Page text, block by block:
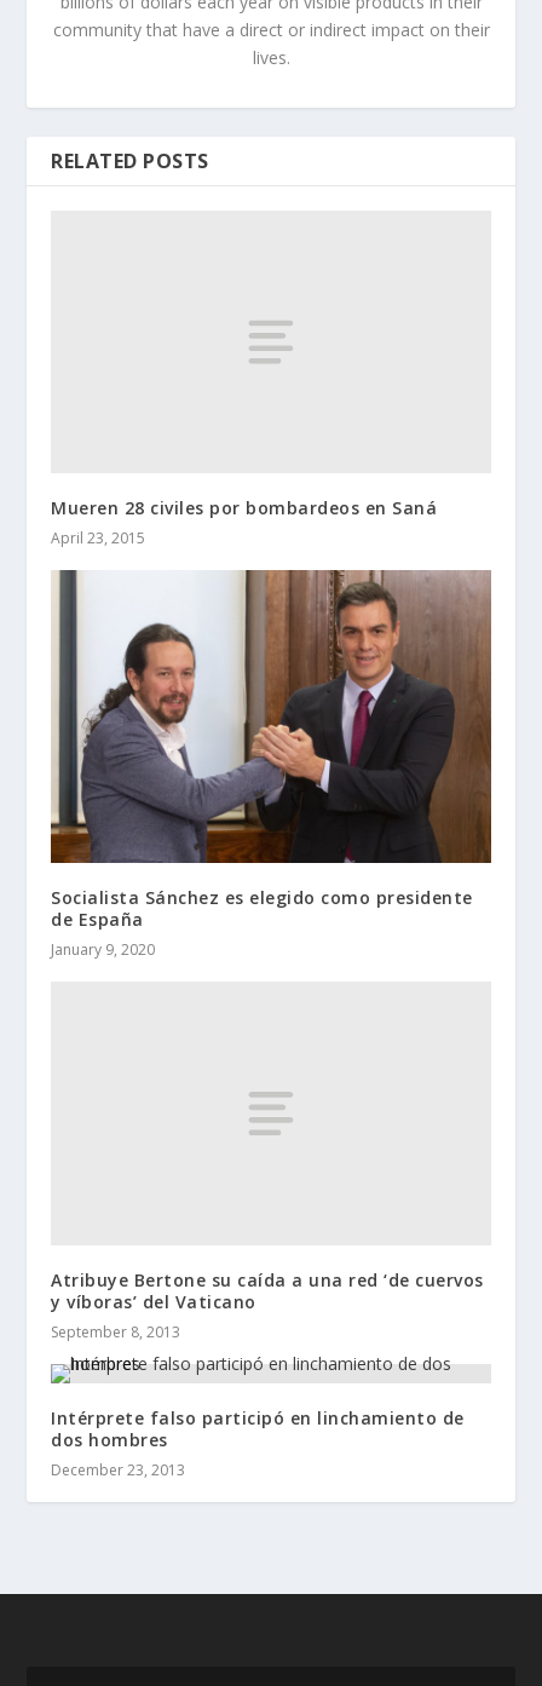
community that have a direct or indirect impact on their
lives.
RELATED POSTS
Mueren 28 civiles por bombardeos en Saná
April 23, 2015
Socialista Sánchez es elegido como presidente
de España
January 9, 2020
Atribuye Bertone su caída a una red ‘de cuervos
y víboras’ del Vaticano
September 8, 2013
Intérprete falso participó en linchamiento de
dos hombres
December 23, 2013